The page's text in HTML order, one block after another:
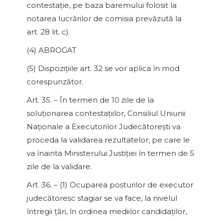
contestaţie, pe baza baremului folosit la
notarea lucrărilor de comisia prevăzută la
art. 28 lit. c).
(4) ABROGAT
(5) Dispoziţiile art. 32 se vor aplica în mod
corespunzător.
Art. 35. – În termen de 10 zile de la
soluţionarea contestaţiilor, Consiliul Uniunii
Naţionale a Executorilor Judecătoreşti va
proceda la validarea rezultatelor, pe care le
va înainta Ministerului Justiţiei în termen de 5
zile de la validare.
Art. 36. – (1) Ocuparea posturilor de executor
judecătoresc stagiar se va face, la nivelul
întregii ţări, în ordinea mediilor candidaţilor,